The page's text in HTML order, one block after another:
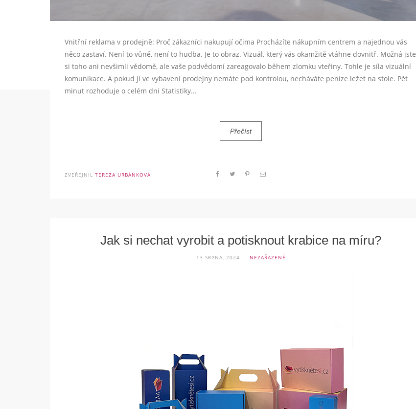
Vnitřní reklama v prodejně: Proč zákazníci nakupují očima Procházíte nákupním centrem a najednou vás
něco zastaví. Není to vůně, není to hudba. Je to obraz. Vizuál, který vás okamžitě vtáhne dovnitř. Možná jste
si toho ani nevšimli vědomě, ale vaše podvědomí zareagovalo během zlomku vteřiny. Tohle je síla vizuální
komunikace. A pokud ji ve vybavení prodejny nemáte pod kontrolou, necháváte peníze ležet na stole. Pět
minut rozhoduje o celém dni Statistiky...
Přečíst
ZVEŘEJNIL TEREZA URBÁNKOVÁ
Jak si nechat vyrobit a potisknout krabice na míru?
13 SRPNA, 2024 NEZAŘAZENÉ